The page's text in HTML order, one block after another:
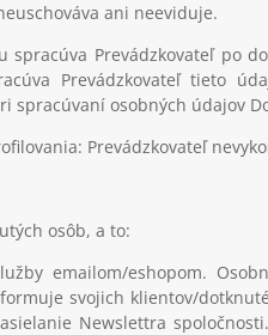
ani neeviduje.
Prevádzkovateľ po
Prevádzkovateľ tieto
spracúvaní osobných údajov
: Prevádzkovateľ
osôb, a to:
emailom/eshopom.
svojich klientov/
Newslettra